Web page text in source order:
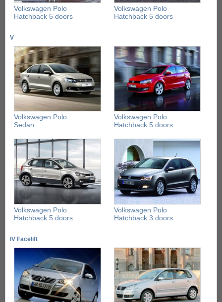
Volkswagen Polo
Hatchback 5 doors
Volkswagen Polo
Hatchback 5 doors
V
Volkswagen Polo
Sedan
Volkswagen Polo
Hatchback 5 doors
Volkswagen Polo
Hatchback 5 doors
Volkswagen Polo
Hatchback 3 doors
IV Facelift